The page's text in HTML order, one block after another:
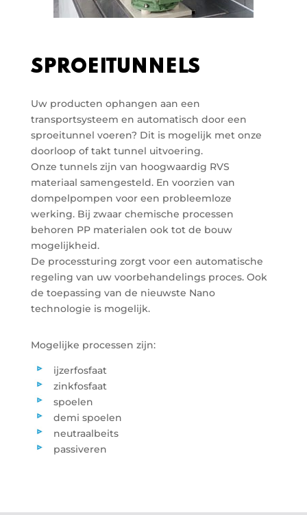
SPROEITUNNELS
Uw producten ophangen aan een
transportsysteem en automatisch door een
sproeitunnel voeren? Dit is mogelijk met onze
doorloop of takt tunnel uitvoering.
Onze tunnels zijn van hoogwaardig RVS
materiaal samengesteld. En voorzien van
dompelpompen voor een probleemloze
werking. Bij zwaar chemische processen
behoren PP materialen ook tot de bouw
mogelijkheid.
De processturing zorgt voor een automatische
regeling van uw voorbehandelings proces. Ook
de toepassing van de nieuwste Nano
technologie is mogelijk.
Mogelijke processen zijn:
ijzerfosfaat
zinkfosfaat
spoelen
demi spoelen
neutraalbeits
passiveren